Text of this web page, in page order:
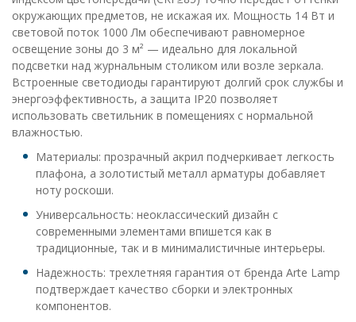
окружающих предметов, не искажая их. Мощность 14 Вт и
световой поток 1000 Лм обеспечивают равномерное
освещение зоны до 3 м² — идеально для локальной
подсветки над журнальным столиком или возле зеркала.
Встроенные светодиоды гарантируют долгий срок службы и
энергоэффективность, а защита IP20 позволяет
использовать светильник в помещениях с нормальной
влажностью.
Материалы: прозрачный акрил подчеркивает легкость
плафона, а золотистый металл арматуры добавляет
ноту роскоши.
Универсальность: неоклассический дизайн с
современными элементами впишется как в
традиционные, так и в минималистичные интерьеры.
Надежность: трехлетняя гарантия от бренда Arte Lamp
подтверждает качество сборки и электронных
компонентов.